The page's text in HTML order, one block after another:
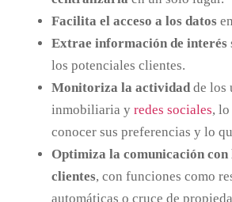
Facilita el acceso a los datos
Extrae información de interés
los potenciales clientes.
Monitoriza la actividadde los
inmobiliaria y redes sociales,
conocer sus preferencias y lo
Optimiza la comunicación con
clientes, con funciones como
automáticas o cruce de